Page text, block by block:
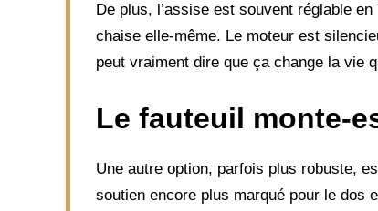
De plus, l’assise est souvent réglable
chaise elle-même. Le moteur est
peut vraiment dire que ça change la vie
Le fauteuil monte-
Une autre option, parfois plus robuste,
soutien encore plus marqué pour le dos